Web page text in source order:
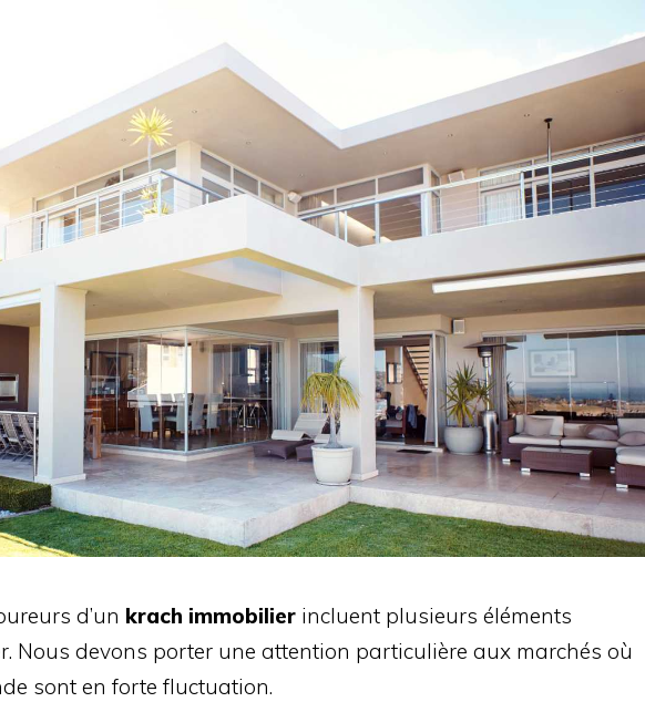
d’un krach immobilier incluent plusieurs éléments
Nous devons porter une attention particulière aux marchés où
sont en forte fluctuation.